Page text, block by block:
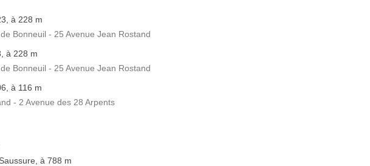
à 228 m
Bonneuil - 25 Avenue Jean Rostand
à 228 m
Bonneuil - 25 Avenue Jean Rostand
à 116 m
- 2 Avenue des 28 Arpents
à 788 m